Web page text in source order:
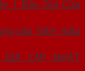
| Báo Giá Cửa
cấp 100+ mẫu
CẬP NHẬT